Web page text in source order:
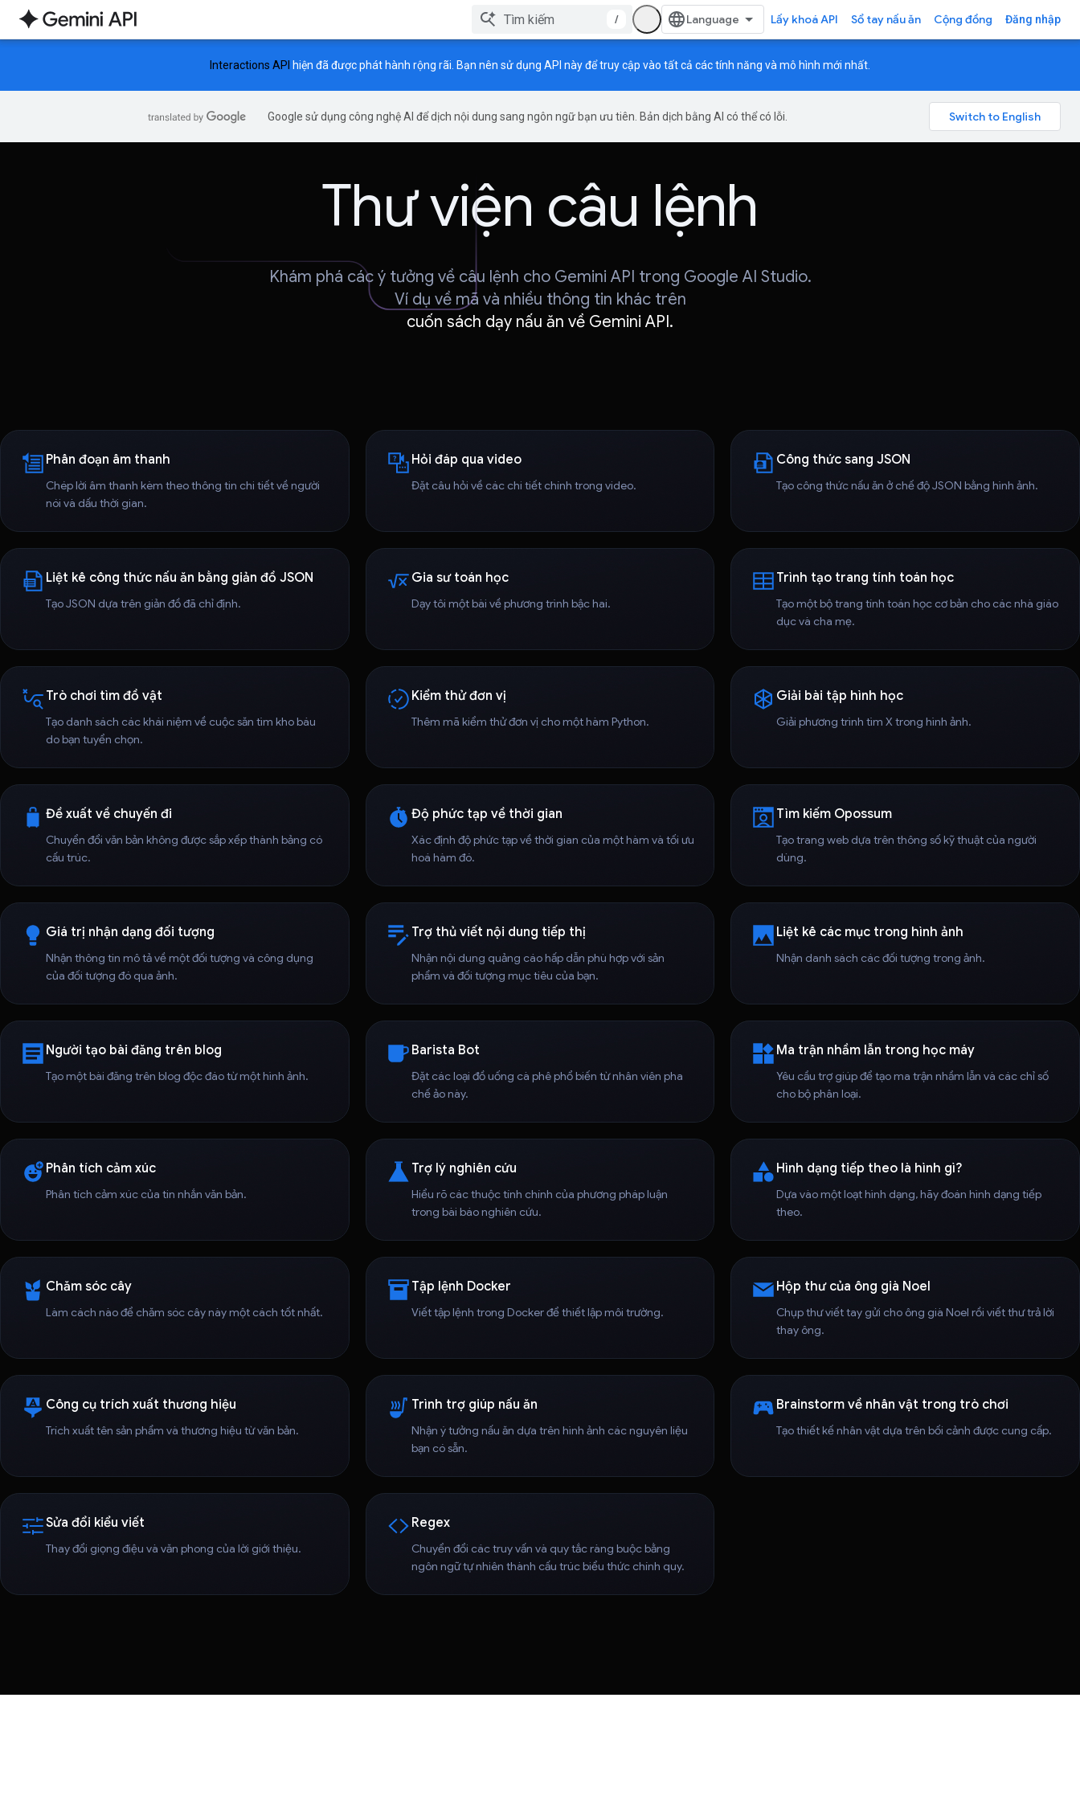
/ Lấy khoá API Sổ tay nấu ăn Cộng đồng Đăng nhập
Interactions API hiện đã được phát hành rộng rãi. Bạn nên sử dụng API này để truy cập vào tất cả các tính năng và mô hình mới nhất.
Google sử dụng công nghệ AI để dịch nội dung sang ngôn ngữ bạn ưu tiên. Bản dịch bằng AI có thể có lỗi.
Thư viện câu lệnh
Khám phá các ý tưởng về câu lệnh cho Gemini API trong Google AI Studio.
Ví dụ về mã và nhiều thông tin khác trên
cuốn sách dạy nấu ăn về Gemini API.
Phân đoạn âm thanh
Chép lời âm thanh kèm theo thông tin chi tiết về người
nói và dấu thời gian.
Hỏi đáp qua video
Đặt câu hỏi về các chi tiết chính trong video.
Công thức sang JSON
Tạo công thức nấu ăn ở chế độ JSON bằng hình ảnh.
Liệt kê công thức nấu ăn bằng giản đồ JSON
Tạo JSON dựa trên giản đồ đã chỉ định.
Gia sư toán học
Dạy tôi một bài về phương trình bậc hai.
Trình tạo trang tính toán học
Tạo một bộ trang tính toán học cơ bản cho các nhà giáo
dục và cha mẹ.
Trò chơi tìm đồ vật
Tạo danh sách các khái niệm về cuộc săn tìm kho báu
do bạn tuyển chọn.
Kiểm thử đơn vị
Thêm mã kiểm thử đơn vị cho một hàm Python.
Giải bài tập hình học
Giải phương trình tìm X trong hình ảnh.
Đề xuất về chuyến đi
Chuyển đổi văn bản không được sắp xếp thành bảng có
cấu trúc.
Độ phức tạp về thời gian
Xác định độ phức tạp về thời gian của một hàm và tối ưu
hoá hàm đó.
Tìm kiếm Opossum
Tạo trang web dựa trên thông số kỹ thuật của người
dùng.
Giá trị nhận dạng đối tượng
Nhận thông tin mô tả về một đối tượng và công dụng
của đối tượng đó qua ảnh.
Trợ thủ viết nội dung tiếp thị
Nhận nội dung quảng cáo hấp dẫn phù hợp với sản
phẩm và đối tượng mục tiêu của bạn.
Liệt kê các mục trong hình ảnh
Nhận danh sách các đối tượng trong ảnh.
Người tạo bài đăng trên blog
Tạo một bài đăng trên blog độc đáo từ một hình ảnh.
Barista Bot
Đặt các loại đồ uống cà phê phổ biến từ nhân viên pha
chế ảo này.
Ma trận nhầm lẫn trong học máy
Yêu cầu trợ giúp để tạo ma trận nhầm lẫn và các chỉ số
cho bộ phân loại.
Phân tích cảm xúc
Phân tích cảm xúc của tin nhắn văn bản.
Trợ lý nghiên cứu
Hiểu rõ các thuộc tính chính của phương pháp luận
trong bài báo nghiên cứu.
Hình dạng tiếp theo là hình gì?
Dựa vào một loạt hình dạng, hãy đoán hình dạng tiếp
theo.
Chăm sóc cây
Làm cách nào để chăm sóc cây này một cách tốt nhất.
Tập lệnh Docker
Viết tập lệnh trong Docker để thiết lập môi trường.
Hộp thư của ông già Noel
Chụp thư viết tay gửi cho ông già Noel rồi viết thư trả lời
thay ông.
Công cụ trích xuất thương hiệu
Trích xuất tên sản phẩm và thương hiệu từ văn bản.
Trình trợ giúp nấu ăn
Nhận ý tưởng nấu ăn dựa trên hình ảnh các nguyên liệu
bạn có sẵn.
Brainstorm về nhân vật trong trò chơi
Tạo thiết kế nhân vật dựa trên bối cảnh được cung cấp.
Sửa đổi kiểu viết
Thay đổi giọng điệu và văn phong của lời giới thiệu.
Regex
Chuyển đổi các truy vấn và quy tắc ràng buộc bằng
ngôn ngữ tự nhiên thành cấu trúc biểu thức chính quy.